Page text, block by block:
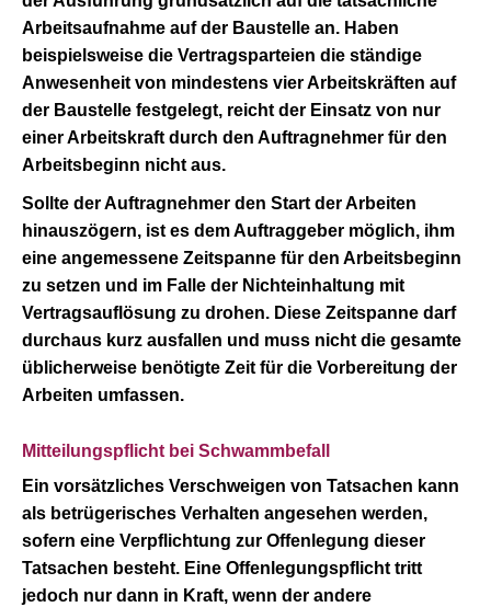
Arbeitsaufnahme auf der Baustelle an. Haben
beispielsweise die Vertragsparteien die ständige
Anwesenheit von mindestens vier Arbeitskräften auf
der Baustelle festgelegt, reicht der Einsatz von nur
einer Arbeitskraft durch den Auftragnehmer für den
Arbeitsbeginn nicht aus.
Sollte der Auftragnehmer den Start der Arbeiten
hinauszögern, ist es dem Auftraggeber möglich, ihm
eine angemessene Zeitspanne für den Arbeitsbeginn
zu setzen und im Falle der Nichteinhaltung mit
Vertragsauflösung zu drohen. Diese Zeitspanne darf
durchaus kurz ausfallen und muss nicht die gesamte
üblicherweise benötigte Zeit für die Vorbereitung der
Arbeiten umfassen.
Mitteilungspflicht bei Schwammbefall
Ein vorsätzliches Verschweigen von Tatsachen kann
als betrügerisches Verhalten angesehen werden,
sofern eine Verpflichtung zur Offenlegung dieser
Tatsachen besteht. Eine Offenlegungspflicht tritt
jedoch nur dann in Kraft, wenn der andere